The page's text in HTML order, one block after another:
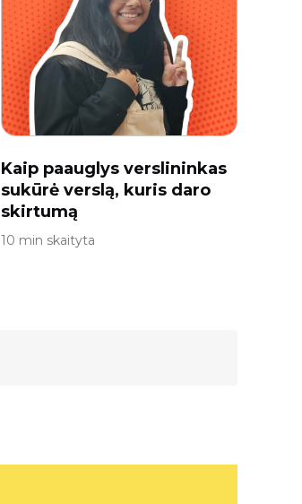
Kaip paauglys verslininkas
sukūrė verslą, kuris daro
skirtumą
10 min skaityta